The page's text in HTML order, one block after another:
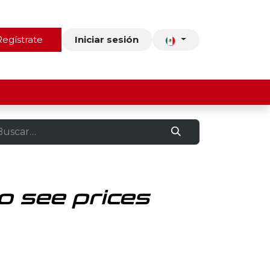
Contacto Iniciar sesión
see prices